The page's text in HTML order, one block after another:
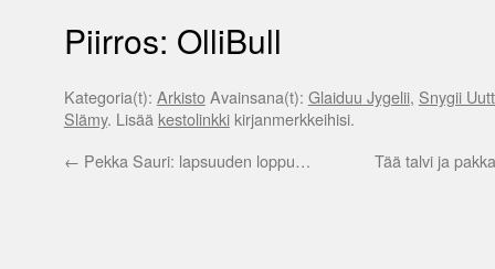
Piirros: OlliBull
Kategoria(t): ArkistoAvainsana(t): Glaiduu Jygelii, Snygii
Slämy. Lisää kestolinkkikirjanmerkkeihisi.
← Pekka Sauri: lapsuuden loppu… Tää talvi ja